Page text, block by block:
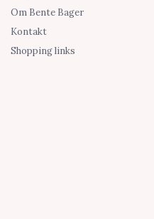
Om Bente Bager
Kontakt
Shopping links